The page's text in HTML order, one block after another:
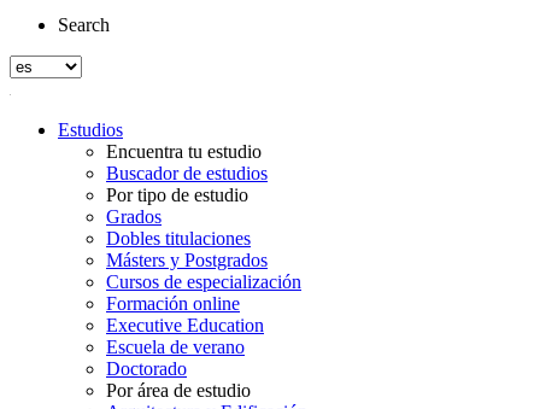
Search
Estudios
Encuentra tu estudio
Buscador de estudios
Por tipo de estudio
Grados
Dobles titulaciones
Másters y Postgrados
Cursos de especialización
Formación online
Executive Education
Escuela de verano
Doctorado
Por área de estudio